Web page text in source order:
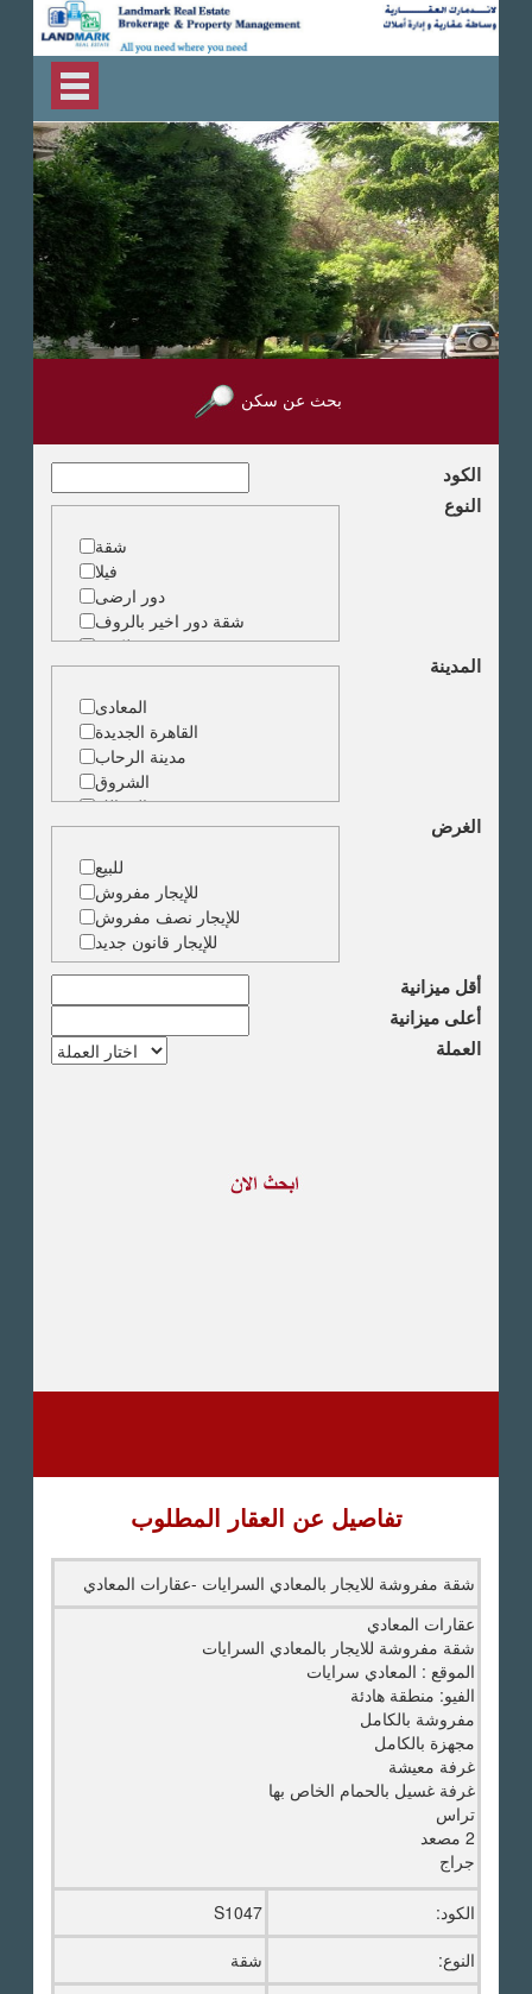
بحث عن سكن
الكود
النوع
شقة
فيلا
دور ارضى
شقة دور اخير بالروف
شقة دوبلكس
شقة حجرة واحدة
ارض
مبنى
المدينة
المعادى
القاهرة الجديدة
مدينة الرحاب
الشروق
الزمالك
جاردن سيتى
دقى
المهندسين
الجيزة
العجوزة
وسط البلد
مصر الجديدة
مدينة نصر
السادس من اكتوبر
الشيخ زايد
الغرض
للبيع
للإيجار مفروش
للإيجار نصف مفروش
للإيجار قانون جديد
أقل ميزانية
أعلى ميزانية
العملة
تفاصيل عن العقار المطلوب
شقة مفروشة للايجار بالمعادي السرايات -عقارات المعادي
عقارات المعادي
شقة مفروشة للايجار بالمعادي السرايات
الموقع : المعادي سرايات
الفيو: منطقة هادئة
مفروشة بالكامل
مجهزة بالكامل
غرفة معيشة
غرفة غسيل بالحمام الخاص بها
تراس
2 مصعد
جراج
الكود:
S1047
النوع:
شقة